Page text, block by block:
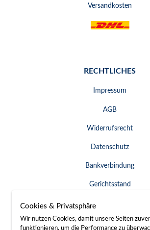
Versandkosten
RECHTLICHES
Impressum
AGB
Widerrufsrecht
Datenschutz
Bankverbindung
Gerichtsstand
Widerruf erklären
Cookies & Privatsphäre
Wir nutzen Cookies, damit unsere Seiten
funktionieren, um die Performance zu